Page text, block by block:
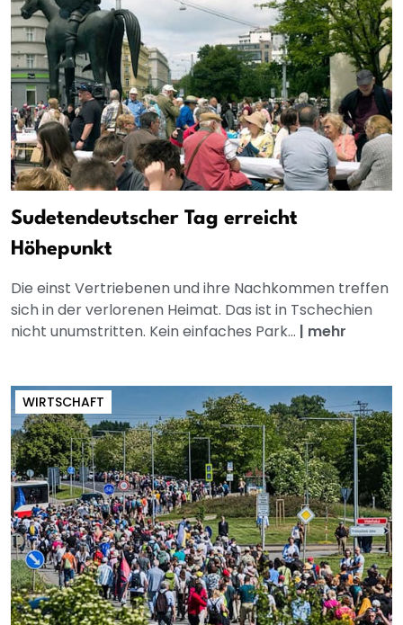
Sudetendeutscher Tag erreicht
Höhepunkt
Die einst Vertriebenen und ihre Nachkommen treffen
sich in der verlorenen Heimat. Das ist in Tschechien
nicht unumstritten. Kein einfaches Park... | mehr
WIRTSCHAFT